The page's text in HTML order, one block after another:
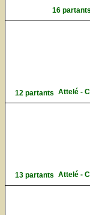
16 partants
12 partants Attelé -
13 partants Attelé -